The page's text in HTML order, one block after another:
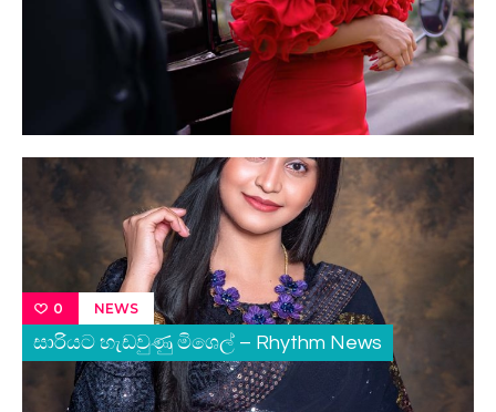
0 NEWS
සාරියට හැඩවුණු මිශෙල් – Rhythm News